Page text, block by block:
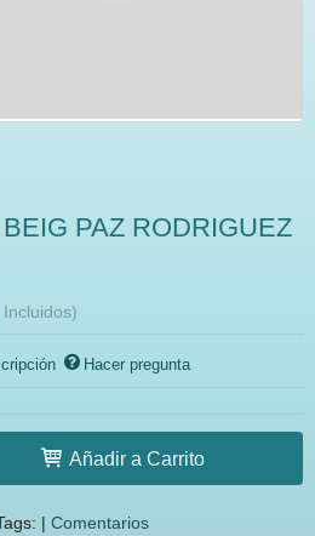
PAZ RODRIGUEZ
Hacer pregunta
Añadir a Carrito
| Comentarios